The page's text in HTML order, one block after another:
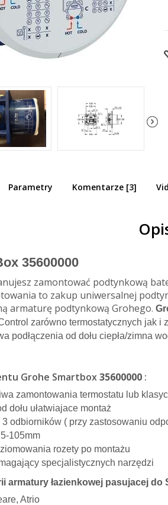
SmartBox 35600000
Parametry Komentarze [3]
35600000
zamontować podtynkową
to zakup uniwersalnej
armaturę podtynkową Grohego.
zarówno termostatycznych jak i
podłączenia od dołu ciepła/zimna
Grohe Smartbox35600000 :
zamontowania termostatu lub
dołu ułatwiajace montaż
3 odbiorników ( przy zastosowaniu
105mm
rozety po montażu
specjalistycznych narzędzi
armatury łazienkowej pasujacej do
Atrio